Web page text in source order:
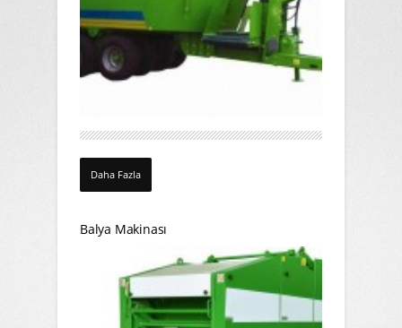
Daha Fazla
Balya Makinası